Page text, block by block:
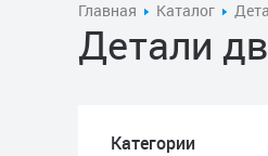
Главная Каталог
Детали
Категории